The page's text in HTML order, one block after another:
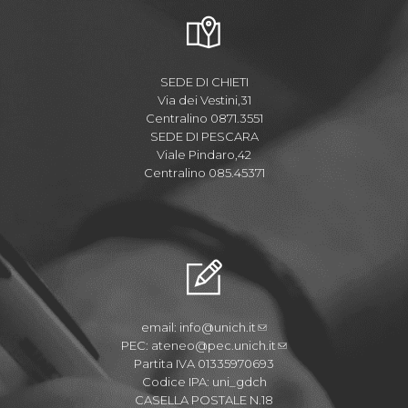
SEDE DI CHIETI
Via dei Vestini,31
Centralino 0871.3551
SEDE DI PESCARA
Viale Pindaro,42
Centralino 085.45371
email: info@unich.it
PEC: ateneo@pec.unich.it
Partita IVA 01335970693
Codice IPA: uni_gdch
CASELLA POSTALE N.18